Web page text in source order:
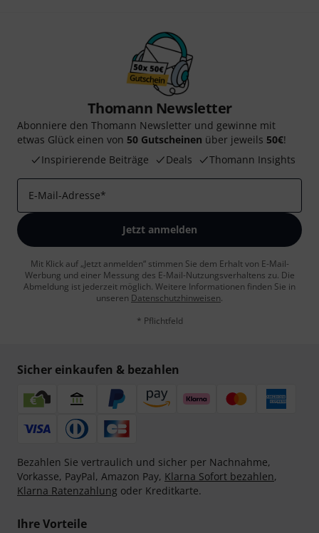
Thomann Newsletter
Abonniere den Thomann Newsletter und gewinne mit
etwas Glück einen von 50 Gutscheinen über jeweils 50€!
Inspirierende Beiträge
Deals Thomann Insights
E-Mail-Adresse*
Jetzt anmelden
Mit Klick auf „Jetzt anmelden“ stimmen Sie dem Erhalt von E-Mail-
Werbung und einer Messung des E-Mail-Nutzungsverhaltens zu. Die
Abmeldung ist jederzeit möglich. Weitere Informationen finden Sie in
unseren Datenschutzhinweisen.
* Pflichtfeld
Sicher einkaufen & bezahlen
Bezahlen Sie vertraulich und sicher per Nachnahme,
Vorkasse, PayPal, Amazon Pay, Klarna Sofort bezahlen,
Klarna Ratenzahlung oder Kreditkarte.
Ihre Vorteile